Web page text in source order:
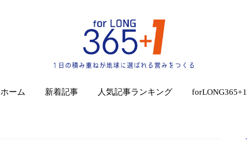
ホーム 新着記事 人気記事ランキング forLONG365+1